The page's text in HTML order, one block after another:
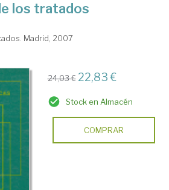
los tratados
Madrid, 2007
24,03 € 22,83 €
Stock en Almacén
COMPRAR